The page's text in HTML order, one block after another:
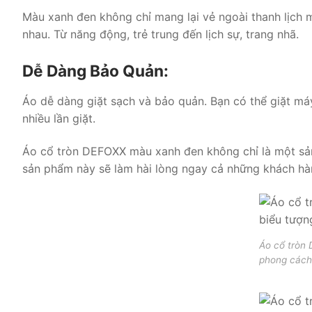
Màu xanh đen không chỉ mang lại vẻ ngoài thanh lịch
nhau. Từ năng động, trẻ trung đến lịch sự, trang nhã.
Dễ Dàng Bảo Quản:
Áo dễ dàng giặt sạch và bảo quản. Bạn có thể giặt
nhiều lần giặt.
Áo cổ tròn DEFOXX màu xanh đen không chỉ là một
sản phẩm này sẽ làm hài lòng ngay cả những khách
Áo cổ tròn
phong cách